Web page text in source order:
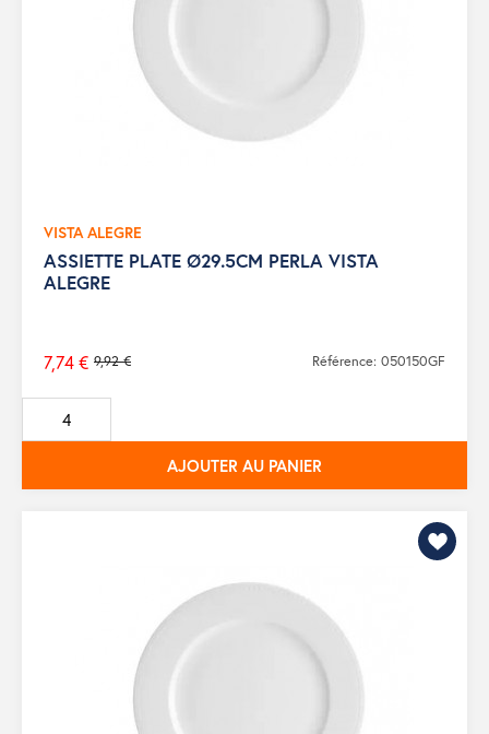
VISTA ALEGRE
ASSIETTE PLATE Ø29.5CM PERLA VISTA
ALEGRE
Prix
de
base
9,92 €
7,74 € Référence: 050150GF
AJOUTER AU PANIER